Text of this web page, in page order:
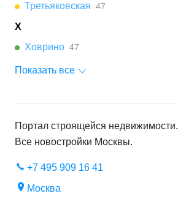
Третьяковская 47
Х
Ховрино 47
Показать все
Портал строящейся недвижимости.
Все новостройки Москвы.
+7 495 909 16 41
Москва